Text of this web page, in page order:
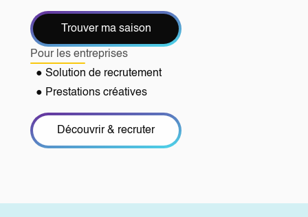
Trouver ma saison
Pour les entreprises
● Solution de recrutement
● Prestations créatives
Découvrir & recruter